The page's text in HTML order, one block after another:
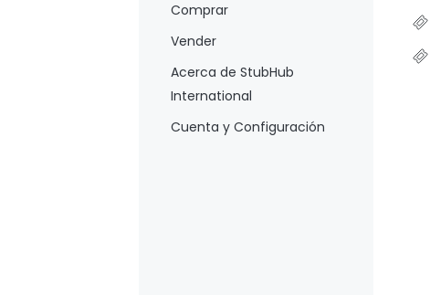
Comprar
Vender
Acerca de StubHub
International
Cuenta y Configuración